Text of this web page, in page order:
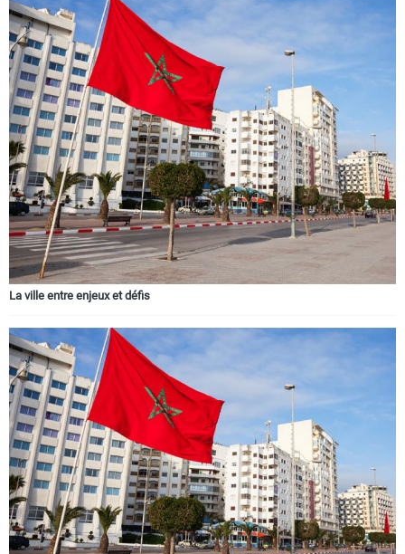
La ville entre enjeux et défis